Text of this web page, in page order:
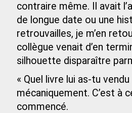
contraire même. Il avait
de longue date ou une
retrouvailles, je m’en
collègue venait d’en
silhouette disparaître
« Quel livre lui as-tu
mécaniquement. C’est à
commencé.